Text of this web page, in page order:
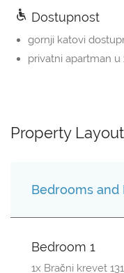
Dostupnost
gornji katovi
privatni apartman u
Property Layout
Bedrooms and
Bedroom 1
1x Bračni krevet